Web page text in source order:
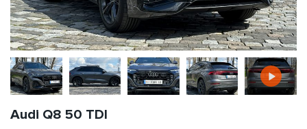
Audi Q8 50 TDI